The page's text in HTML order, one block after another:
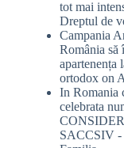
tot mai
Dreptul de
Campania
România să
ortodox on
In Romania
celebrata
SACCSIV -